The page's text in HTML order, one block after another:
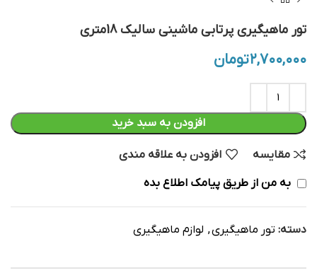
تور ماهیگیری پرتابی ماشینی سالیک 18متری
۲,۷۰۰,۰۰۰تومان
افزودن به سبد خرید
مقایسه افزودن به علاقه مندی
به من از طریق پیامک اطلاع بده
دسته: تور ماهیگیری, لوازم ماهیگیری